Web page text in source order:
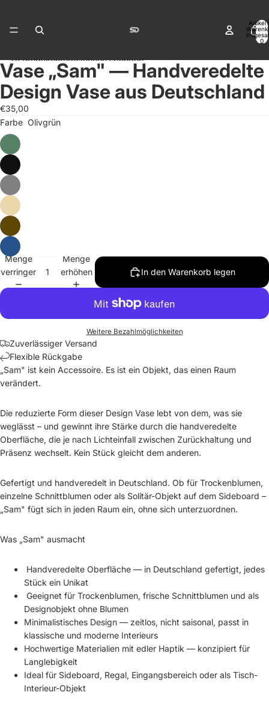
Artikel
0
Zu Produktinformationen springen
Bild
im
Vollbildmodus
öffnen
Bild
im
Vollbildmodus
öffnen
Vase „Sam" — Handveredelte
Design Vase aus Deutschland
€35,00
Farbe Olivgrün
Menge
verringern
Menge
erhöhen
In den Warenkorb legen
Weitere Bezahlmöglichkeiten
Zuverlässiger Versand
Flexible Rückgabe
„Sam" ist kein Accessoire. Es ist ein Objekt, das einen Raum
verändert.
Die reduzierte Form dieser Design Vase lebt von dem, was sie
weglässt – und gewinnt ihre Stärke durch die handveredelte
Oberfläche, die je nach Lichteinfall zwischen Zurückhaltung und
Präsenz wechselt. Kein Stück gleicht dem anderen.
Gefertigt und handveredelt in Deutschland. Ob für Trockenblumen,
einzelne Schnittblumen oder als Solitär-Objekt auf dem Sideboard –
„Sam" fügt sich in jeden Raum ein, ohne sich unterzuordnen.
Was „Sam" ausmacht
Handveredelte Oberfläche — in Deutschland gefertigt, jedes
Stück ein Unikat
Geeignet für Trockenblumen, frische Schnittblumen und als
Designobjekt ohne Blumen
Minimalistisches Design — zeitlos, nicht saisonal, passt in
klassische und moderne Interieurs
Hochwertige Materialien mit edler Haptik — konzipiert für
Langlebigkeit
Ideal für Sideboard, Regal, Eingangsbereich oder als Tisch-
Interieur-Objekt